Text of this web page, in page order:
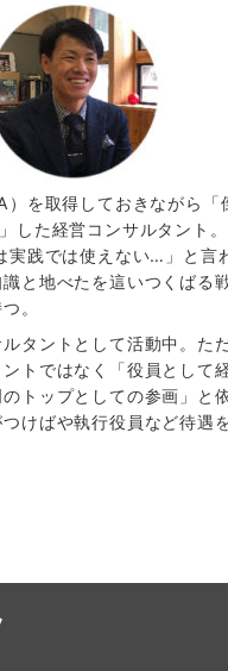
）を取得しておきながら「
した経営コンサルタント
実践では使えない…」と言
と地べたを這いつくばる
。
タントとして活動中。た
トではなく「役員として
トップとしての参画」と
けばや執行役員など待遇